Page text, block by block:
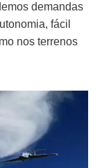
demandas
fácil
nos terrenos